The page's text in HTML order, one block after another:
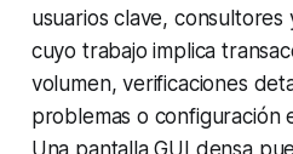
usuarios clave,
cuyo trabajo implica
volumen, verificaciones
problemas o configuración
Una pantalla GUI densa